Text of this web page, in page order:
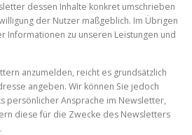
dessen Inhalte konkret umschrieben
der Nutzer maßgeblich. Im Übrigen
Informationen zu unseren Leistungen und
anzumelden, reicht es grundsätzlich
angeben. Wir können Sie jedoch
persönlicher Ansprache im Newsletter,
diese für die Zwecke des Newsletters